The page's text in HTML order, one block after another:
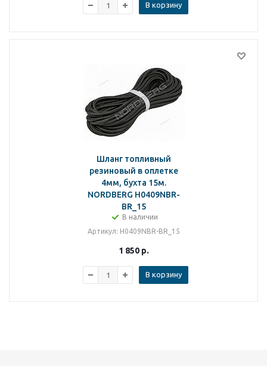
В корзину
Шланг топливный
резиновый в оплетке
4мм, бухта 15м.
NORDBERG H0409NBR-
BR_15
В наличии
Артикул: H0409NBR-BR_15
1 850 р.
В корзину